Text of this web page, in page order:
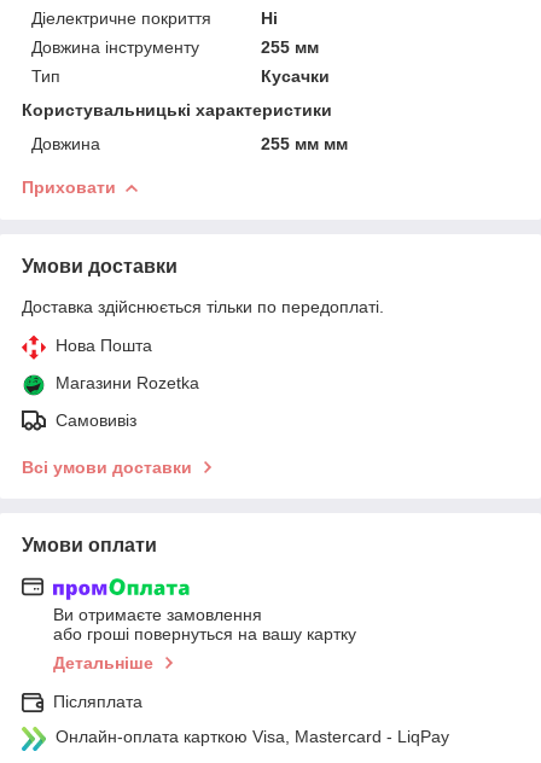
Діелектричне покриття
Ні
Довжина інструменту
255 мм
Тип
Кусачки
Користувальницькі характеристики
Довжина
255 мм мм
Приховати
Умови доставки
Доставка здійснюється тільки по передоплаті.
Нова Пошта
Магазини Rozetka
Самовивіз
Всі умови доставки
Умови оплати
Ви отримаєте замовлення
або гроші повернуться на вашу картку
Детальніше
Післяплата
Онлайн-оплата карткою Visa, Mastercard - LiqPay